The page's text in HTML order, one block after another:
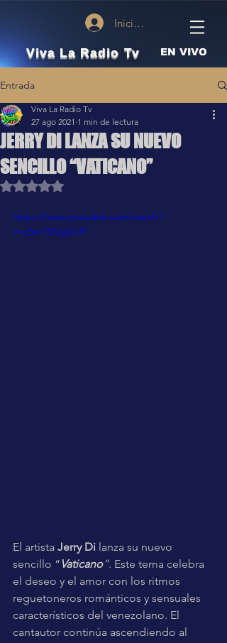
Iniciar sesión
Viva La Radio Tv EN VIVO
Entrada
JERRY DI LANZA SU NUEVO
SENCILLO “VATICANO”
Viva La Radio Tv
27 ago 2021 1 min de lectura
Obtuvo NaN de 5 estrellas.
https://www.youtube.com/watch?
v=c5mYUVgUnFI
El artista Jerry Di lanza su nuevo
sencillo “Vaticano”. Este tema celebra
el deseo y el amor con los ritmos
reguetoneros románticos y sensuales
característicos del venezolano. El
cantautor continúa ascendiendo al